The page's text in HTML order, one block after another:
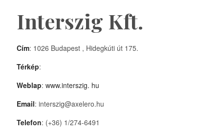
Interszig Kft.
Cím: 1026 Budapest , Hidegkúti út 175.
Térkép:
Weblap: www.interszig. hu
Email: interszig@axelero.hu
Telefon: (+36) 1/274-6491